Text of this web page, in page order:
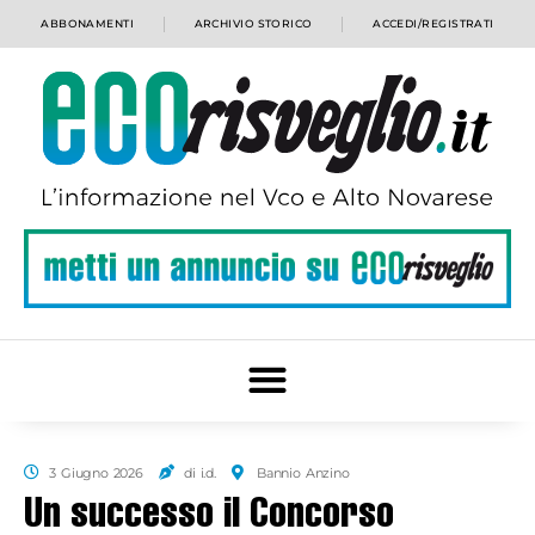
ABBONAMENTI ARCHIVIO STORICO ACCEDI/REGISTRATI
3 Giugno 2026 di i.d. Bannio Anzino
Un successo il Concorso